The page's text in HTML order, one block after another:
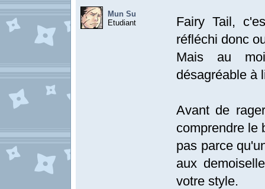
Mun Su
Etudiant
Fairy Tail,
réfléchi donc
Mais au
désagréable à
Avant de
comprendre le
pas parce
aux
votre style.